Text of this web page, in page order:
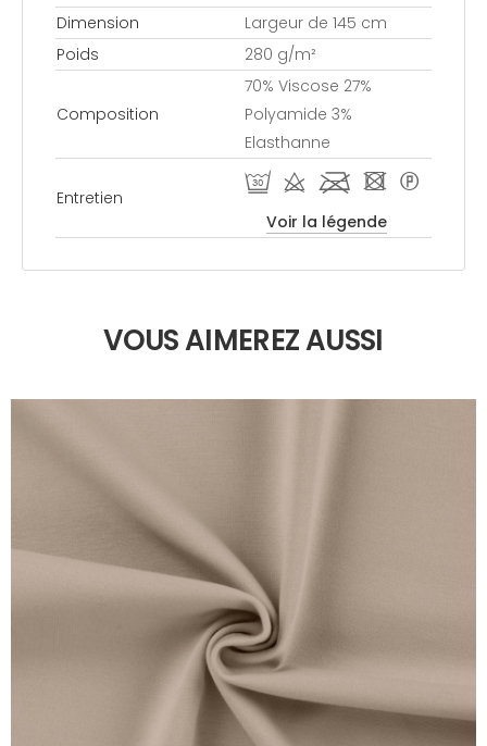
Dimension
Largeur de 145 cm
Poids
280 g/m²
Composition
70% Viscose 27%
Polyamide 3%
Elasthanne
Entretien
R d l - *
Voir la légende
VOUS AIMEREZ AUSSI